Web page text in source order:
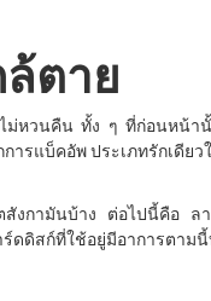
ตาย
ไม่หวนคืน ทั้ง ๆ ที่ก่อนหน้
รแบ็คอัพ ประเภทรักเดีย
สังกามันบ้าง ต่อไปนี้คือ ล
ดดิสก์ที่ใช้อยู่มีอาการตามนี้